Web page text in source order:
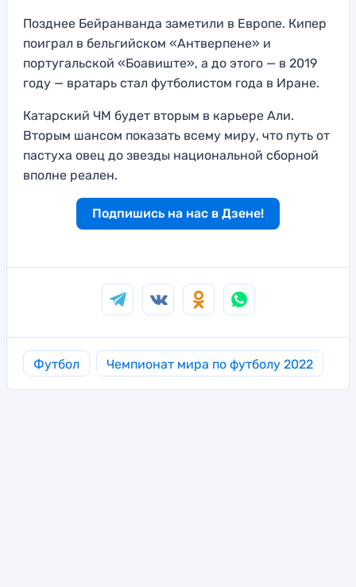
Позднее Бейранванда заметили в Европе. Кипер
поиграл в бельгийском «Антверпене» и
португальской «Боавиште», а до этого — в 2019
году — вратарь стал футболистом года в Иране.
Катарский ЧМ будет вторым в карьере Али.
Вторым шансом показать всему миру, что путь от
пастуха овец до звезды национальной сборной
вполне реален.
Подпишись на нас в Дзене!
Футбол Чемпионат мира по футболу 2022